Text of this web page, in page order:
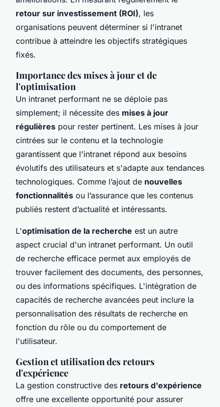
retour sur investissement (ROI), les
organisations peuvent déterminer si l'intranet
contribue à atteindre les objectifs stratégiques
fixés.
Importance des mises à jour et de
l'optimisation
Un intranet performant ne se déploie pas
simplement; il nécessite des mises à jour
régulières pour rester pertinent. Les mises à jour
cintrées sur le contenu et la technologie
garantissent que l'intranet répond aux besoins
évolutifs des utilisateurs et s'adapte aux tendances
technologiques. Comme l’ajout de nouvelles
fonctionnalités ou l’assurance que les contenus
publiés restent d’actualité et intéressants.
L'optimisation de la recherche est un autre
aspect crucial d'un intranet performant. Un outil
de recherche efficace permet aux employés de
trouver facilement des documents, des personnes,
ou des informations spécifiques. L'intégration de
capacités de recherche avancées peut inclure la
personnalisation des résultats de recherche en
fonction du rôle ou du comportement de
l'utilisateur.
Gestion et utilisation des retours
d'expérience
La gestion constructive des retours d'expérience
offre une excellente opportunité pour assurer